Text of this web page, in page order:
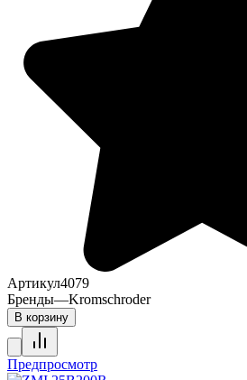
Артикул4079
Бренды—Kromschroder
В корзину
Предпросмотр